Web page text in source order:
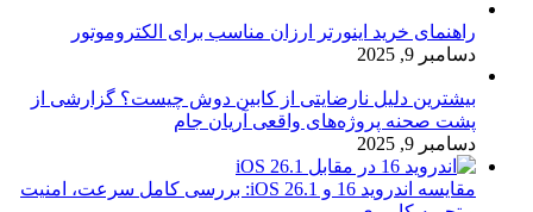
راهنمای خرید اینورتر ارزان مناسب برای الکتروموتور
دسامبر 9, 2025
بیشترین دلیل نارضایتی از کابین دوش چیست؟ گزارشی از
پشت صحنه پروژه‌های واقعی آریان جام
دسامبر 9, 2025
مقایسه اندروید 16 و iOS 26.1: بررسی کامل سرعت، امنیت